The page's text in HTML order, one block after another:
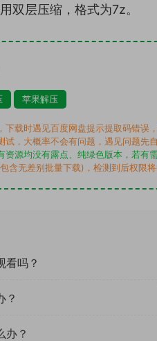
双层压缩，格式为7z。
苹果解压
载时遇见百度网盘提示提取码错误，
，大概率不会有问题，遇见问题先
资源均没有露点、纯绿色版本，若有
无差别批量下载)，检测到后权限将
看吗？
？
办？